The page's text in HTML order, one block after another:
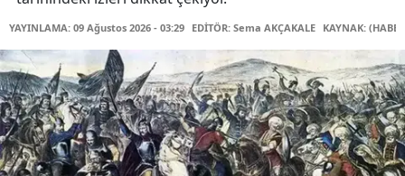
YAYINLAMA: 09 Ağustos 2026 - 03:29 EDİTÖR: Sema AKÇAKALE KAYNAK: